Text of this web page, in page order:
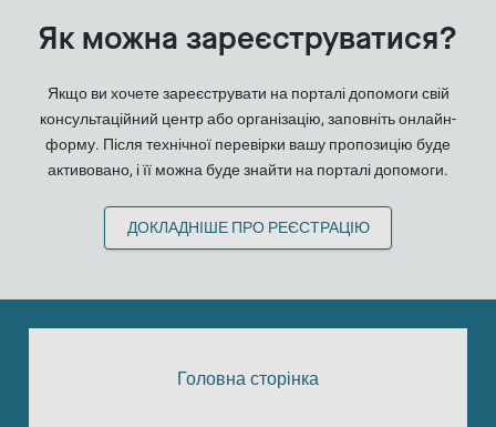
Як можна зареєструватися?
Якщо ви хочете зареєструвати на порталі допомоги свій
консультаційний центр або організацію, заповніть онлайн-
форму. Після технічної перевірки вашу пропозицію буде
активовано, і її можна буде знайти на порталі допомоги.
ДОКЛАДНІШЕ ПРО РЕЄСТРАЦІЮ
Головна сторінка